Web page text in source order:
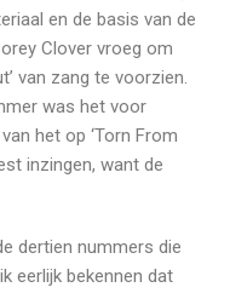
en de basis van de
Clover vroeg om
van zang te voorzien.
was het voor
het op ‘Torn From
inzingen, want de
dertien nummers die
eerlijk bekennen dat